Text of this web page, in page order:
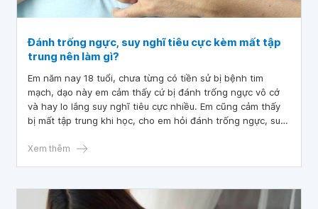
Đánh trống ngực, suy nghĩ tiêu cực kèm mất tập
trung nên làm gì?
Em năm nay 18 tuổi, chưa từng có tiền sử bị bệnh tim
mạch, dạo này em cảm thấy cứ bị đánh trống ngực vô cớ
và hay lo lắng suy nghĩ tiêu cực nhiều. Em cũng cảm thấy
bị mất tập trung khi học, cho em hỏi đánh trống ngực, suy
Xem thêm